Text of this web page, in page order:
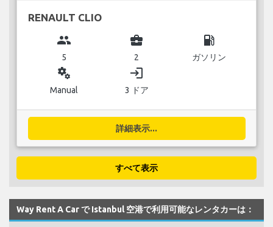
RENAULT CLIO
group
5
business_center
2
local_gas_station
ガソリン
miscellaneous_services
Manual
login
3 ドア
詳細表示...
すべて表示
Way Rent A Car で Istanbul 空港で利用可能なレンタカーは：